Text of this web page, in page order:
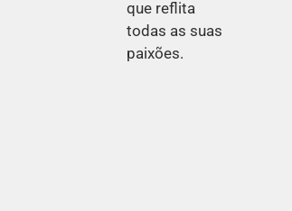
que reflita
todas as suas
paixões.